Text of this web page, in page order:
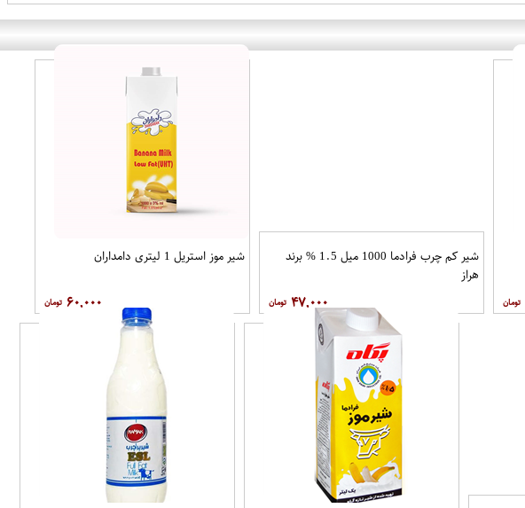
شیر کم چرب فرادما 1000 میل 1.5 % برند
هراز
۴۷,۰۰۰
شیر موز استریل 1 لیتری دامداران
۶۰,۰۰۰